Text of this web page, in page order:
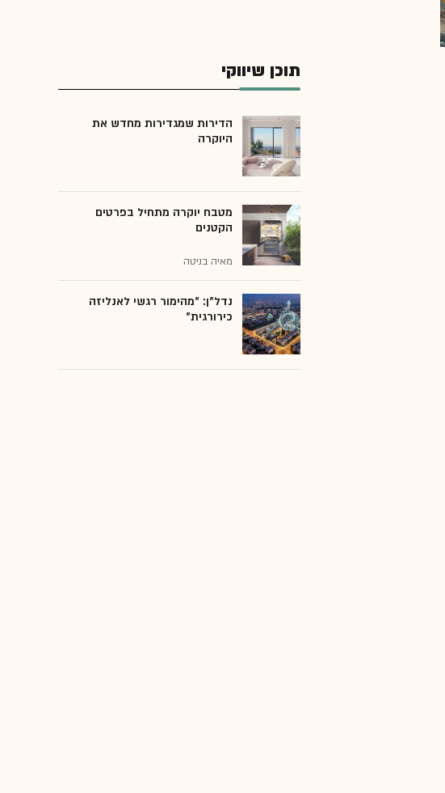
תוכן שיווקי
הדירות שמגדירות מחדש את
היוקרה
מטבח יוקרה מתחיל בפרטים
הקטנים
מאיה בניטה
נדל"ן: "מהימור רגשי לאנליזה
כירורגית"